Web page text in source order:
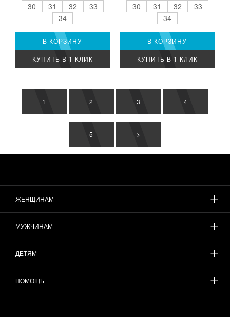
30
31 32
33
34
В КОРЗИНУ
КУПИТЬ В 1 КЛИК
30
31 32
33
34
В КОРЗИНУ
КУПИТЬ В 1 КЛИК
1 2 3 4
5 >
ЖЕНЩИНАМ
МУЖЧИНАМ
ДЕТЯМ
ПОМОЩЬ